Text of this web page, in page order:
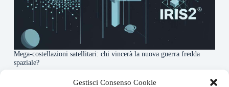
Gestisci Consenso Cookie
Mega-costellazioni satellitari: chi vincerà la nuova guerra fredda
spaziale?